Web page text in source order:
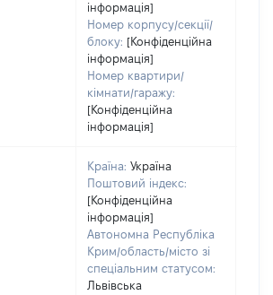
інформація]
Номер корпусу/секції/
блоку: [Конфіденційна
інформація]
Номер квартири/
кімнати/гаражу:
[Конфіденційна
інформація]
Країна: Україна
Поштовий індекс:
[Конфіденційна
інформація]
Автономна Республіка
Крим/область/місто зі
спеціальним статусом:
Львівська